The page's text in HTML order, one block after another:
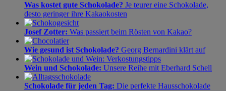
Was kostet gute Schokolade? Je teurer eine Schokolade,
desto geringer ihre Kakaokosten
Josef Zotter: Was passiert beim Rösten von Kakao?
Wie gesund ist Schokolade? Georg Bernardini klärt auf
Wein und Schokolade: Unsere Reihe mit Eberhard Schell
Schokolade für jeden Tag: Die perfekte Hausschokolade